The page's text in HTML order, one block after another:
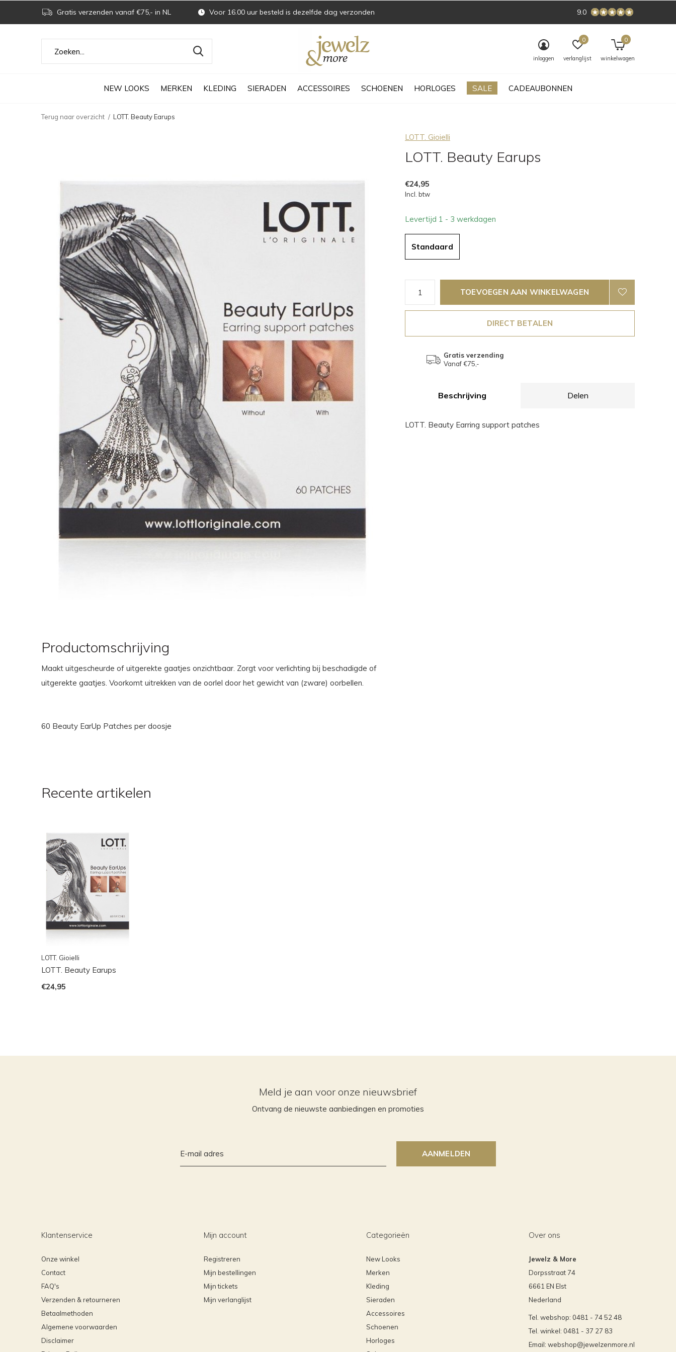
NEW LOOKS MERKEN KLEDING SIERADEN ACCESSOIRES SCHOENEN HORLOGES SALE CADEAUBONNEN
inloggen verlanglijst
0
winkelwagen
0
Gratis verzenden vanaf €75,- in NL Voor 16.00 uur besteld is dezelfde dag verzonden 9.0
Terug naar overzicht LOTT. Beauty Earups
LOTT. Gioielli
LOTT. Beauty Earups
€24,95
Incl. btw
Levertijd 1 - 3 werkdagen
Standaard
TOEVOEGEN AAN WINKELWAGEN
DIRECT BETALEN
Gratis verzending
Vanaf €75,-
Beschrijving Delen
LOTT. Beauty Earring support patches
Productomschrijving
Maakt uitgescheurde of uitgerekte gaatjes onzichtbaar. Zorgt voor verlichting bij beschadigde of
uitgerekte gaatjes. Voorkomt uitrekken van de oorlel door het gewicht van (zware) oorbellen.
60 Beauty EarUp Patches per doosje
Recente artikelen
LOTT. Gioielli
LOTT. Beauty Earups
€24,95
Meld je aan voor onze nieuwsbrief
Ontvang de nieuwste aanbiedingen en promoties
AANMELDEN
Klantenservice
Onze winkel
Contact
FAQ's
Verzenden & retourneren
Betaalmethoden
Algemene voorwaarden
Disclaimer
Mijn account
Registreren
Mijn bestellingen
Mijn tickets
Mijn verlanglijst
Categorieën
New Looks
Merken
Kleding
Sieraden
Accessoires
Schoenen
Horloges
Over ons
Jewelz & More
Dorpsstraat 74
6661 EN Elst
Nederland
Tel. webshop: 0481 - 74 52 48
Tel. winkel: 0481 - 37 27 83
Email: webshop@jewelzenmore.nl